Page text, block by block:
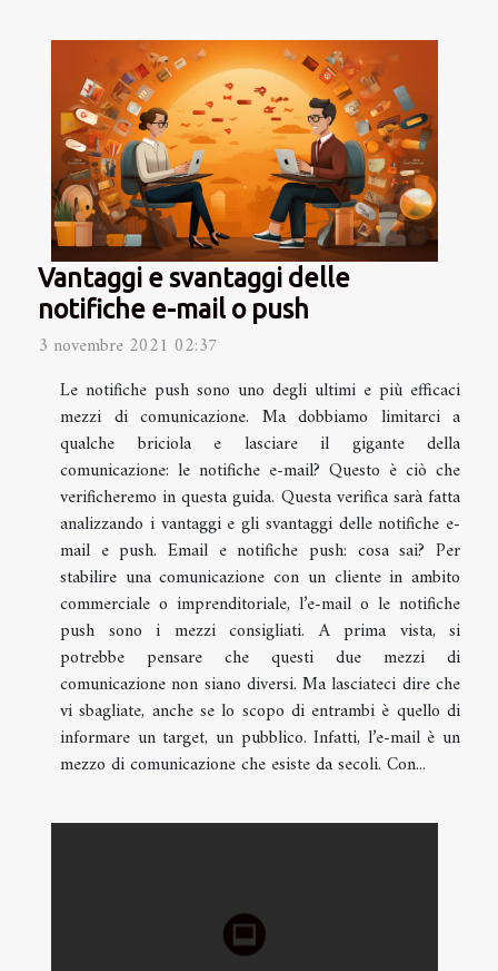
Vantaggi e svantaggi delle
notifiche e-mail o push
3 novembre 2021 02:37
Le notifiche push sono uno degli ultimi e più efficaci
mezzi di comunicazione. Ma dobbiamo limitarci a
qualche briciola e lasciare il gigante della
comunicazione: le notifiche e-mail? Questo è ciò che
verificheremo in questa guida. Questa verifica sarà fatta
analizzando i vantaggi e gli svantaggi delle notifiche e-
mail e push. Email e notifiche push: cosa sai? Per
stabilire una comunicazione con un cliente in ambito
commerciale o imprenditoriale, l’e-mail o le notifiche
push sono i mezzi consigliati. A prima vista, si
potrebbe pensare che questi due mezzi di
comunicazione non siano diversi. Ma lasciateci dire che
vi sbagliate, anche se lo scopo di entrambi è quello di
informare un target, un pubblico. Infatti, l’e-mail è un
mezzo di comunicazione che esiste da secoli. Con...